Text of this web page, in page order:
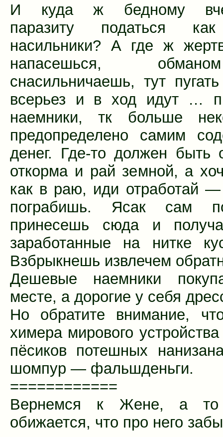
И куда ж бедному
паразиту податься
насильники? А где ж
напасешься,
снасильничаешь, тут
всерьез и в ход идут …
наемники, тк больше
предопределено самим
денег. Где-то должен быть
откорма и рай земной, а
как в раю, иди отработай
пограбишь. Ясак сам
принесешь сюда и
заработанные на нитке
Взбрыкнешь извлечем
Дешевые наемники
месте, а дорогие у себя
Но обратите внимание,
химера мирового
пёсиков потешных
шомпур — фальшденьги.
============
Вернемся к Жене, а
обижается, что про него